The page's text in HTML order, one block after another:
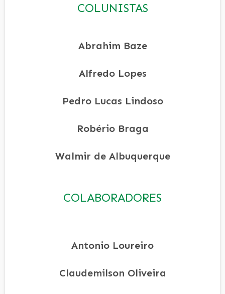
COLUNISTAS
Abrahim Baze
Alfredo Lopes
Pedro Lucas Lindoso
Robério Braga
Walmir de Albuquerque
COLABORADORES
Antonio Loureiro
Claudemilson Oliveira